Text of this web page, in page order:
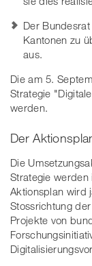
Der
Kantonen zu
aus.
Die am 5.
Strategie
werden.
Der
Die
Strategie
Aktionsplan wird
Stossrichtung
Projekte von